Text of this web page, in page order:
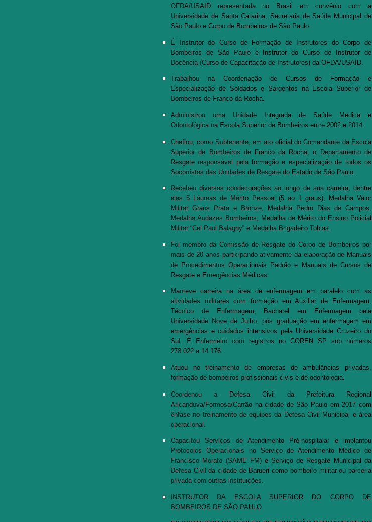
OFDA/USAID representada no Brasil em convênio com a
Universidade de Santa Catarina, Secretaria de Saúde Municipal de
São Paulo e Corpo de Bombeiros de São Paulo.
É Instrutor do Curso de Formação de Instrutores do Corpo de
Bombeiros de São Paulo e Instrutor do Curso de Instrutor de
Docência (Curso de Capacitação de Instrutores) da OFDA/USAID.
Trabalhou na Coordenação de Cursos de Formação e
Especialização de Soldados e Sargentos na Escola Superior de
Bombeiros de Franco da Rocha.
Administrou uma Unidade Integrada de Saúde Médica e
Odontológica na Escola Superior de Bombeiros entre 2002 e 2014.
Chefiou, como Subtenente, em ato oficial do Comandante da Escola
Superior de Bombeiros de Franco da Rocha, o Departamento de
Resgate responsável pela formação e especialização de todos os
Socorristas das Unidades de Resgate do Estado de São Paulo.
Recebeu diversas condecorações ao longo de sua carreira, dentre
elas 5 Láureas de Mérito Pessoal (5 ao 1 graus), Medalha Valor
Militar Graus Prata e Bronze, Medalha Pedro Dias de Campos,
Medalha Audazes Bombeiros, Medalha de Mérito do Ensino Policial
Militar “Cel Paul Balagny” e Medalha Brigadeiro Tobias.
Foi membro da Comissão de Resgate do Corpo de Bombeiros por
mais de 20 anos participando ativamente da elaboração de Manuais
de Procedimentos Operacionais Padrão e Manuais de Cursos de
Resgate e Emergências Médicas.
Manteve carreira na área de enfermagem em paralelo com as
atividades militares com formação em Auxiliar de Enfermagem,
Técnico de Enfermagem, Bacharel em Enfermagem pela
Universidade Nove de Julho, pós graduação em enfermagem em
emergências e cuidados intensivos pela Universidade Cruzeiro do
Sul. É Enfermeiro com registros no COREN SP sob números
278.022 e 14.176.
Atuou no treinamento de empresas de ambulâncias privadas,
formação de bombeiros profissionais civis e de odontologia.
Coordenou a Defesa Civil da Prefeitura Regional
Aricanduva/Formosa/Carrão na cidade de São Paulo em 2017 com
ênfase no treinamento de equipes da Defesa Civil Municipal e área
operacional.
Capacitou Serviços de Atendimento Pré-hospitalar e implantou
Protocolos Operacionais no Serviço de Atendimento Médico de
Francisco Morato (SAME FM) e Serviço de Resgate Municipal da
Defesa Civil da cidade de Barueri como bombeiro militar ou parceria
privada com outras instituições.
INSTRUTOR DA ESCOLA SUPERIOR DO CORPO DE
BOMBEIROS DE SÃO PAULO